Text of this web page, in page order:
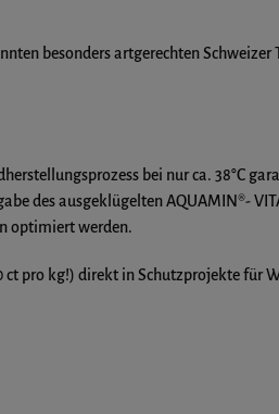
besonders artgerechten Schweizer
bei nur ca. 38°C
des ausgeklügelten AQUAMIN®-
optimiert werden.
ct pro kg!) direkt in Schutzprojekte für